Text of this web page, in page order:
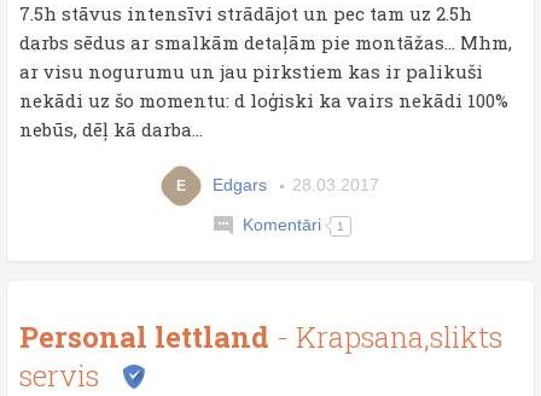
7.5h stāvus intensīvi strādājot un pec tam uz 2.5h
darbs sēdus ar smalkām detaļām pie montāžas... Mhm,
ar visu nogurumu un jau pirkstiem kas ir palikuši
nekādi uz šo momentu: d loģiski ka vairs nekādi 100%
nebūs, dēļ kā darba...
E Edgars 28.03.2017
Komentāri 1
Personal lettland - Krapsana,slikts
servis